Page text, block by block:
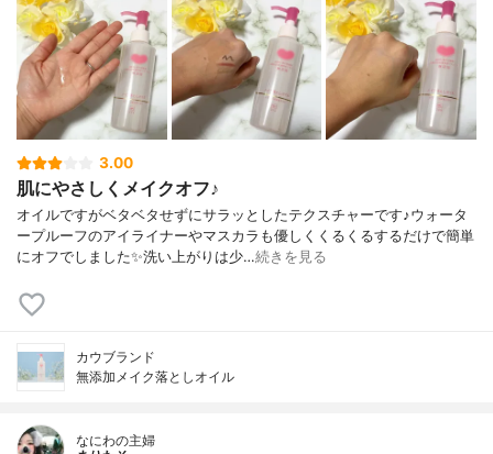
3.00
肌にやさしくメイクオフ♪
オイルですがベタベタせずにサラッとしたテクスチャーです♪ウォータ
ープルーフのアイライナーやマスカラも優しくくるくるするだけで簡単
にオフでしました✨洗い上がりは少…続きを見る
カウブランド
無添加メイク落としオイル
なにわの主婦